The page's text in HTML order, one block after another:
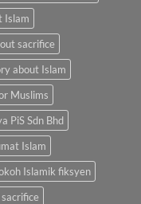
Islam
sacrifice
about Islam
Muslims
PiS Sdn Bhd
Islam
Islamik fiksyen